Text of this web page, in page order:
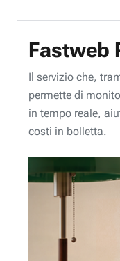
Fastweb
Il servizio che,
permette di
in tempo reale,
costi in bolletta.